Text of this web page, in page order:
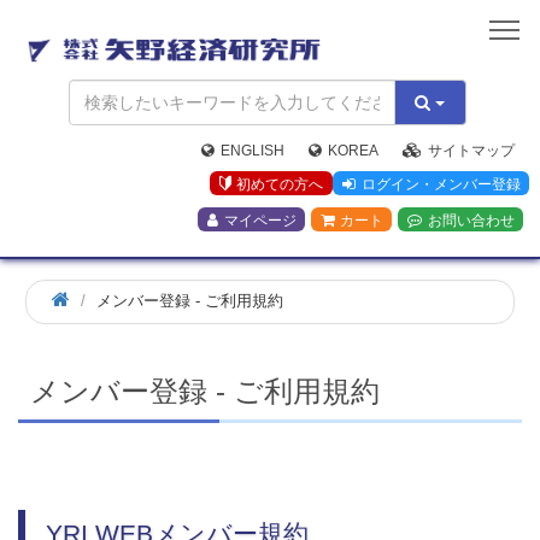
矢
野
経
済
研
究
所
ENGLISH KOREA
サイトマップ
初めての方へ
ログイン・メンバー登録
マイページ カート お問い合わせ
ホ
ー
メンバー登録 - ご利用規約
メンバー登録 - ご利用規約
YRI WEBメンバー規約